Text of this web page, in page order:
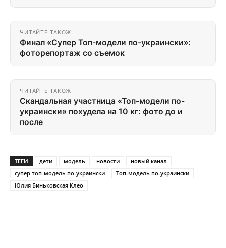
ЧИТАЙТЕ ТАКОЖ
Финал «Супер Топ-модели по-украински»:
фоторепортаж со съемок
ЧИТАЙТЕ ТАКОЖ
Скандальная участница «Топ-модели по-
украински» похудела на 10 кг: фото до и
после
ТЕГИ дети модель новости
новый канал
супер топ-модель по-украински
Топ-модель по-украински
Юлия Биньковская Клео